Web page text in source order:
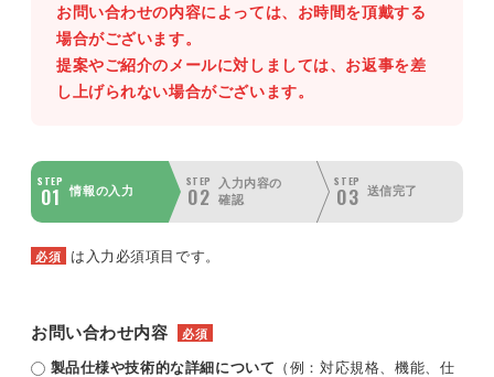
お問い合わせの内容によっては、お時間を頂戴する
場合がございます。
提案やご紹介のメールに対しましては、お返事を差
し上げられない場合がございます。
STEP
01 情報の入力
STEP
02
入力内容の
確認
STEP
03 送信完了
必須 は入力必須項目です。
お問い合わせ内容 必須
製品仕様や技術的な詳細について （例：対応規格、機能、仕